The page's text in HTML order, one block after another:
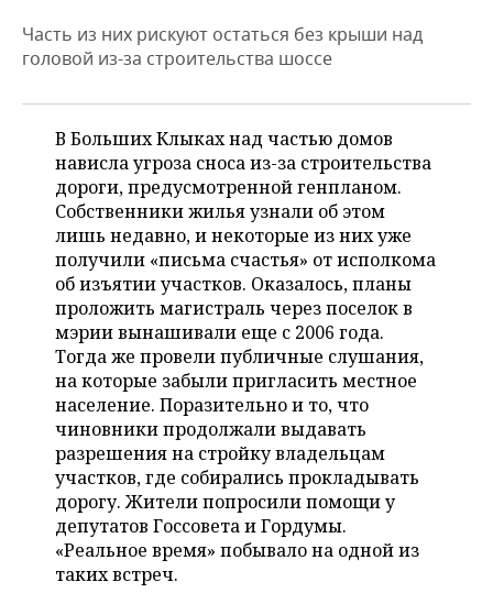
ДЕКЛАРАЦИИ О ДОХОДАХ
КОРОЛИ ГОСЗАКАЗА ПФО
КОМУ ПРИНАДЛЕЖАТ
ТОРГОВЫЕ ЦЕНТРЫ
ТАТАРСТАНА
НОВОСТИ ЭКОНОМИКИ
БЮДЖЕТ
ПРОМЫШЛЕННОСТЬ
АГРОПРОМ
МАШИНОСТРОЕНИЕ
НЕФТЕХИМИЯ
НЕФТЬ
ОПК
ЭНЕРГЕТИКА
НЕДВИЖИМОСТЬ
НОВОСТИ АВТО
БИЗНЕС
РОЗНИЧНАЯ ТОРГОВЛЯ
ТРАНСПОРТ
УСЛУГИ
ТЕХНОЛОГИИ
НОВОСТИ ТЕХНОЛОГИЙ
МЕДИА
ТЕЛЕКОММУНИКАЦИИ
МЕРОПРИЯТИЯ
НОВОСТИ МЕРОПРИЯТИЙ
ВЫЕЗДНАЯ РЕДАКЦИЯ
БИЗНЕС-БРАНЧИ
ONLINE-КОНФЕРЕНЦИИ
ОТКРЫТАЯ ЛЕКЦИЯ
СПОРТ
НОВОСТИ СПОРТА
ФУТБОЛ
ХОККЕЙ
БАСКЕТБОЛ
ВОЛЕЙБОЛ
ОБЩЕСТВО
НОВОСТИ ОБЩЕСТВА
ВЛАСТЬ
ИНФРАСТРУКТУРА
ИСТОРИЯ
ФОТОГАЛЕРЕЯ
СЮЖЕТЫ
СПРАВОЧНИК
СПИСОК ПЕРСОН
ПОЛНАЯ ВЕРСИЯ
Часть из них рискуют остаться без крыши над
головой из-за строительства шоссе
В Больших Клыках над частью домов
нависла угроза сноса из-за строительства
дороги, предусмотренной генпланом.
Собственники жилья узнали об этом
лишь недавно, и некоторые из них уже
получили «письма счастья» от исполкома
об изъятии участков. Оказалось, планы
проложить магистраль через поселок в
мэрии вынашивали еще с 2006 года.
Тогда же провели публичные слушания,
на которые забыли пригласить местное
население. Поразительно и то, что
чиновники продолжали выдавать
разрешения на стройку владельцам
участков, где собирались прокладывать
дорогу. Жители попросили помощи у
депутатов Госсовета и Гордумы.
«Реальное время» побывало на одной из
таких встреч.